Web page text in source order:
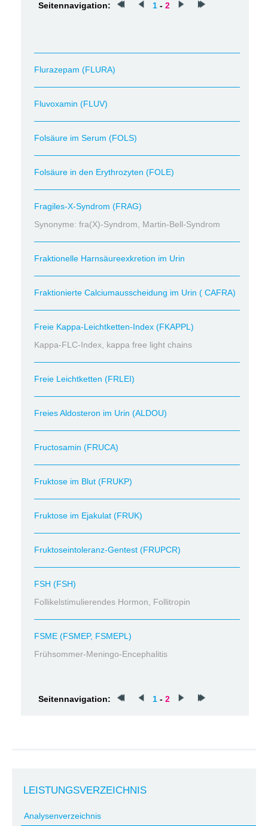
Seitennavigation: 1 - 2
Flurazepam (FLURA)
Fluvoxamin (FLUV)
Folsäure im Serum (FOLS)
Folsäure in den Erythrozyten (FOLE)
Fragiles-X-Syndrom (FRAG)
Synonyme: fra(X)-Syndrom, Martin-Bell-Syndrom
Fraktionelle Harnsäureexkretion im Urin
Fraktionierte Calciumausscheidung im Urin ( CAFRA)
Freie Kappa-Leichtketten-Index (FKAPPL)
Kappa-FLC-Index, kappa free light chains
Freie Leichtketten (FRLEI)
Freies Aldosteron im Urin (ALDOU)
Fructosamin (FRUCA)
Fruktose im Blut (FRUKP)
Fruktose im Ejakulat (FRUK)
Fruktoseintoleranz-Gentest (FRUPCR)
FSH (FSH)
Follikelstimulierendes Hormon, Follitropin
FSME (FSMEP, FSMEPL)
Frühsommer-Meningo-Encephalitis
Seitennavigation: 1 - 2
LEISTUNGSVERZEICHNIS
Analysenverzeichnis